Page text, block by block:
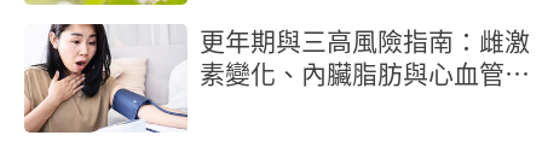
更年期與三高風險指南：雌激
素變化、內臟脂肪與心血管保